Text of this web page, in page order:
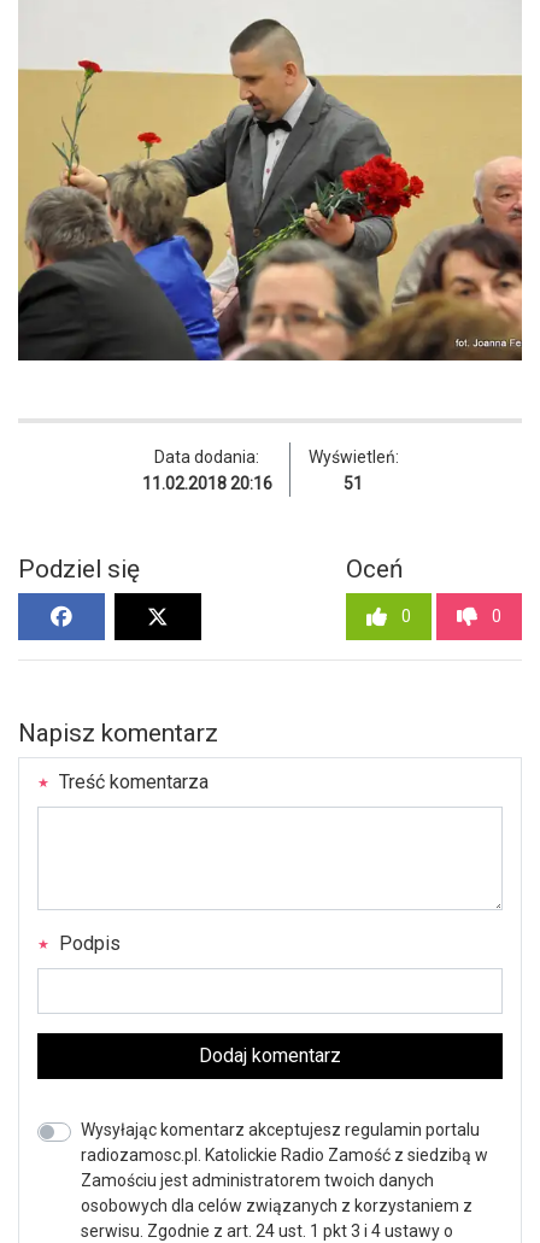
Data dodania:
11.02.2018 20:16
Wyświetleń:
51
Podziel się Oceń
0 0
Napisz komentarz
Treść komentarza
Podpis
Dodaj komentarz
Wysyłając komentarz akceptujesz regulamin portalu
radiozamosc.pl. Katolickie Radio Zamość z siedzibą w
Zamościu jest administratorem twoich danych
osobowych dla celów związanych z korzystaniem z
serwisu. Zgodnie z art. 24 ust. 1 pkt 3 i 4 ustawy o